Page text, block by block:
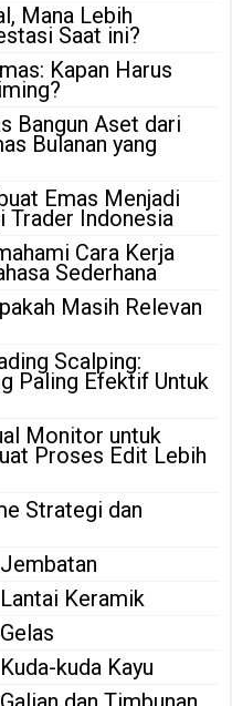
Mana Lebih
Saat ini?
Kapan Harus
Bangun Aset dari
Bulanan yang
Emas Menjadi
Trader Indonesia
Cara Kerja
Sederhana
Masih Relevan
Scalping:
Paling Efektif Untuk
Monitor untuk
Proses Edit Lebih
Strategi dan
Keramik
kuda Kayu